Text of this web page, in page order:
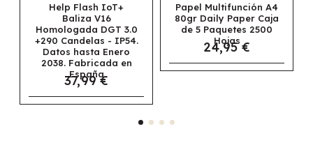
DGT 3.0
- IP54.
en
Papel Multifunción A4
80gr Daily Paper Caja
de 5 Paquetes 2500
Hojas
24,95 €
Papel
Universal
Multifunción A3
Caja de 5